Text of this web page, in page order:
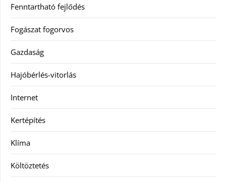
Fenntartható fejlődés
Fogászat fogorvos
Gazdaság
Hajóbérlés-vitorlás
Internet
Kertépítés
Klíma
Költöztetés